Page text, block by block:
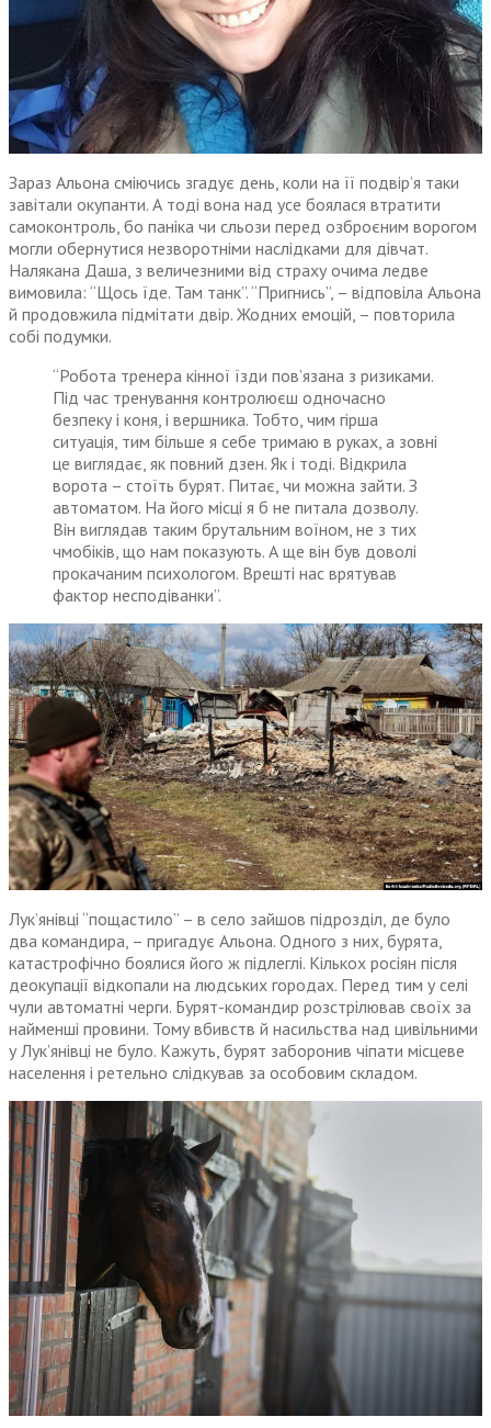
Зараз Альона сміючись згадує день, коли на її подвір’я таки
завітали окупанти. А тоді вона над усе боялася втратити
самоконтроль, бо паніка чи сльози перед озброєним ворогом
могли обернутися незворотніми наслідками для дівчат.
Налякана Даша, з величезними від страху очима ледве
вимовила: “Щось їде. Там танк”. “Пригнись”, – відповіла Альона
й продовжила підмітати двір. Жодних емоцій, – повторила
собі подумки.
“Робота тренера кінної їзди пов’язана з ризиками.
Під час тренування контролюєш одночасно
безпеку і коня, і вершника. Тобто, чим гірша
ситуація, тим більше я себе тримаю в руках, а зовні
це виглядає, як повний дзен. Як і тоді. Відкрила
ворота – стоїть бурят. Питає, чи можна зайти. З
автоматом. На його місці я б не питала дозволу.
Він виглядав таким брутальним воїном, не з тих
чмобіків, що нам показують. А ще він був доволі
прокачаним психологом. Врешті нас врятував
фактор несподіванки”.
Лук’янівці “пощастило” – в село зайшов підрозділ, де було
два командира, – пригадує Альона. Одного з них, бурята,
катастрофічно боялися його ж підлеглі. Кількох росіян після
деокупації відкопали на людських городах. Перед тим у селі
чули автоматні черги. Бурят-командир розстрілював своїх за
найменші провини. Тому вбивств й насильства над цивільними
у Лук’янівці не було. Кажуть, бурят заборонив чіпати місцеве
населення і ретельно слідкував за особовим складом.